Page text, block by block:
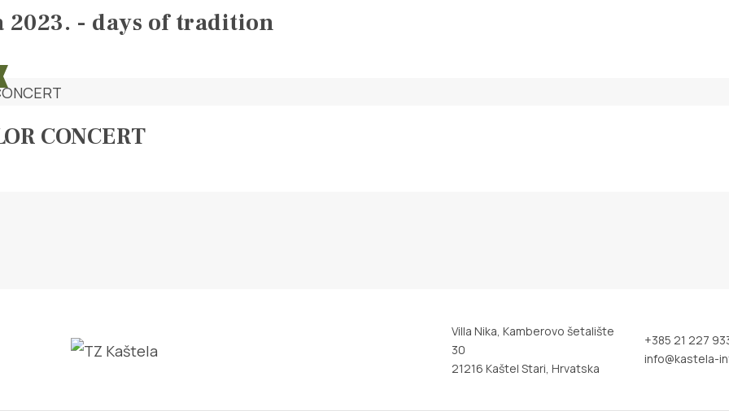
2023. - days of tradition
CONCERT
Villa Nika, Kamberovo šetalište
30
21216 Kaštel Stari, Hrvatska
+385 21 227
info@kastela-